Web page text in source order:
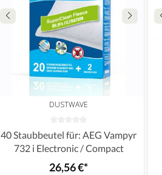
DUSTWAVE
40 Staubbeutel für: AEG Vampyr
732 i Electronic / Compact
26,56 €*